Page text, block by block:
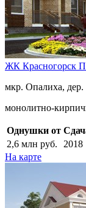
ЖК Красногорск
мкр. Опалиха, дер.
монолитно-
Однушки от
2,6 млн руб.
2018
На карте